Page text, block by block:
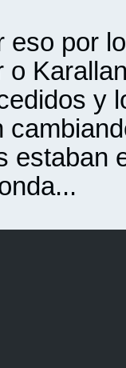
eso por
o
y
estaban